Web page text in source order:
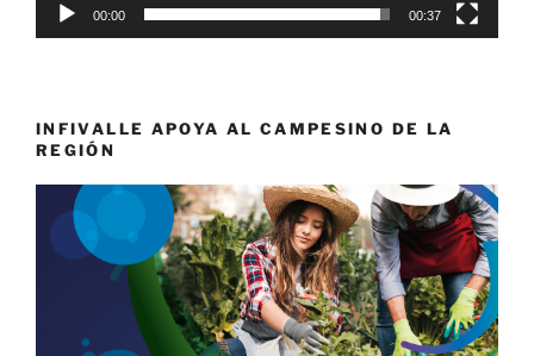
00:00 00:37
INFIVALLE APOYA AL CAMPESINO DE LA
REGIÓN